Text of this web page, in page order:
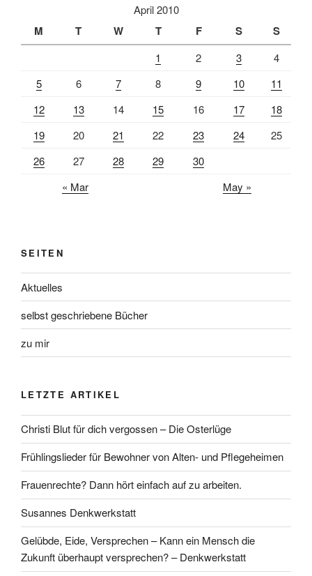
April 2010
M T W T F S S
1 2 3
4
5
6 7 8 9 10
11
12
13 14 15 16 17
18
19
20 21 22 23 24
25
26
27 28 29
30
« Mar
May »
SEITEN
Aktuelles
selbst geschriebene Bücher
zu mir
LETZTE ARTIKEL
Christi Blut für dich vergossen – Die Osterlüge
Frühlingslieder für Bewohner von Alten- und Pflegeheimen
Frauenrechte? Dann hört einfach auf zu arbeiten.
Susannes Denkwerkstatt
Gelübde, Eide, Versprechen – Kann ein Mensch die
Zukunft überhaupt versprechen? – Denkwerkstatt